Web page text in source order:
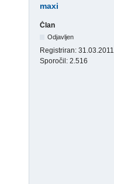
maxi
Član
Odjavljen
Registriran: 31.03.2011
Sporočil: 2.516